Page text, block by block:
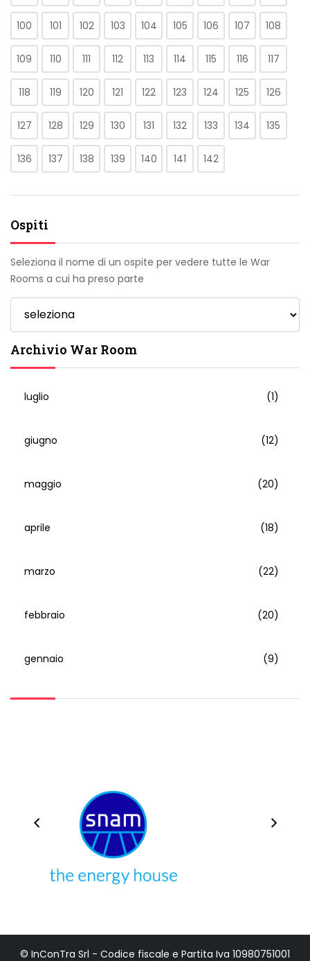
100 101 102 103 104 105 106 107 108
109 110 111 112 113 114 115 116 117
118 119 120 121 122 123 124 125 126
127 128 129 130 131 132 133 134 135
136 137 138 139 140 141 142
Ospiti
Seleziona il nome di un ospite per vedere tutte le War
Rooms a cui ha preso parte
Archivio War Room
luglio (1)
giugno (12)
maggio (20)
aprile (18)
marzo (22)
febbraio (20)
gennaio (9)
© InConTra Srl - Codice fiscale e Partita Iva 10980751001